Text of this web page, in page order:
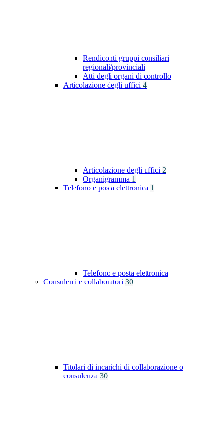
Rendiconti gruppi consiliari
regionali/provinciali
Atti degli organi di controllo
Articolazione degli uffici 4
Articolazione degli uffici 2
Organigramma 1
Telefono e posta elettronica 1
Telefono e posta elettronica
Consulenti e collaboratori 30
Titolari di incarichi di collaborazione o
consulenza 30